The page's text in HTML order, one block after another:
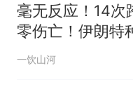
毫无反应！14次
零伤亡！伊朗特
军眼皮底下抓人
一饮山河